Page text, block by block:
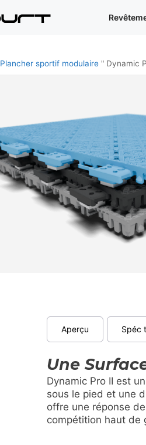
Plancher sportif modulaire " Dynamic
Aperçu Spéc
Une
Dynamic Pro II est
sous le pied et une
offre une réponse
compétition haut de